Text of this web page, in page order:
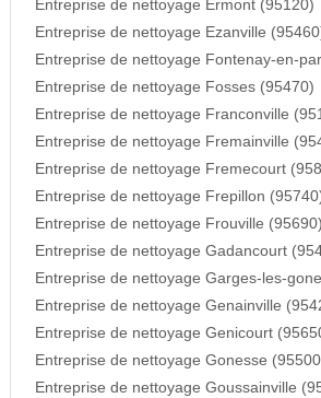
Entreprise de nettoyage Ermont (95120)
Entreprise de nettoyage Ezanville
Entreprise de nettoyage Fontenay-en-
Entreprise de nettoyage Fosses (95470)
Entreprise de nettoyage Franconville
Entreprise de nettoyage Fremainville
Entreprise de nettoyage Fremecourt
Entreprise de nettoyage Frepillon
Entreprise de nettoyage Frouville (95690)
Entreprise de nettoyage Gadancourt
Entreprise de nettoyage Garges-les-
Entreprise de nettoyage Genainville
Entreprise de nettoyage Genicourt
Entreprise de nettoyage Gonesse
Entreprise de nettoyage Goussainville